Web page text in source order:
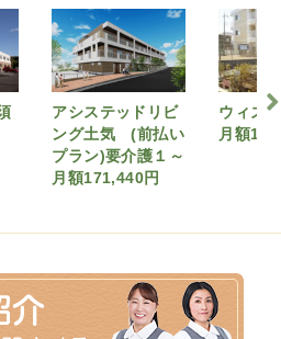
ウィズ・ワン成田
月額170,560円
アシス
ング土